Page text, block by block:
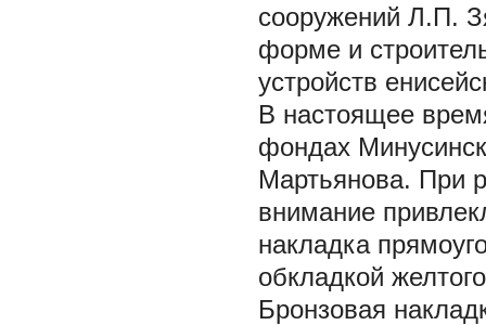
сооружений Л.П.
форме и
устройств
В настоящее
фондах
Мартьянова. При
внимание
накладка
обкладкой
Бронзовая